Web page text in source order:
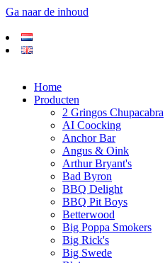
Ga naar de inhoud
Home
Producten
2 Gringos Chupacabra
AI Coocking
Anchor Bar
Angus & Oink
Arthur Bryant's
Bad Byron
BBQ Delight
BBQ Pit Boys
Betterwood
Big Poppa Smokers
Big Rick's
Big Swede